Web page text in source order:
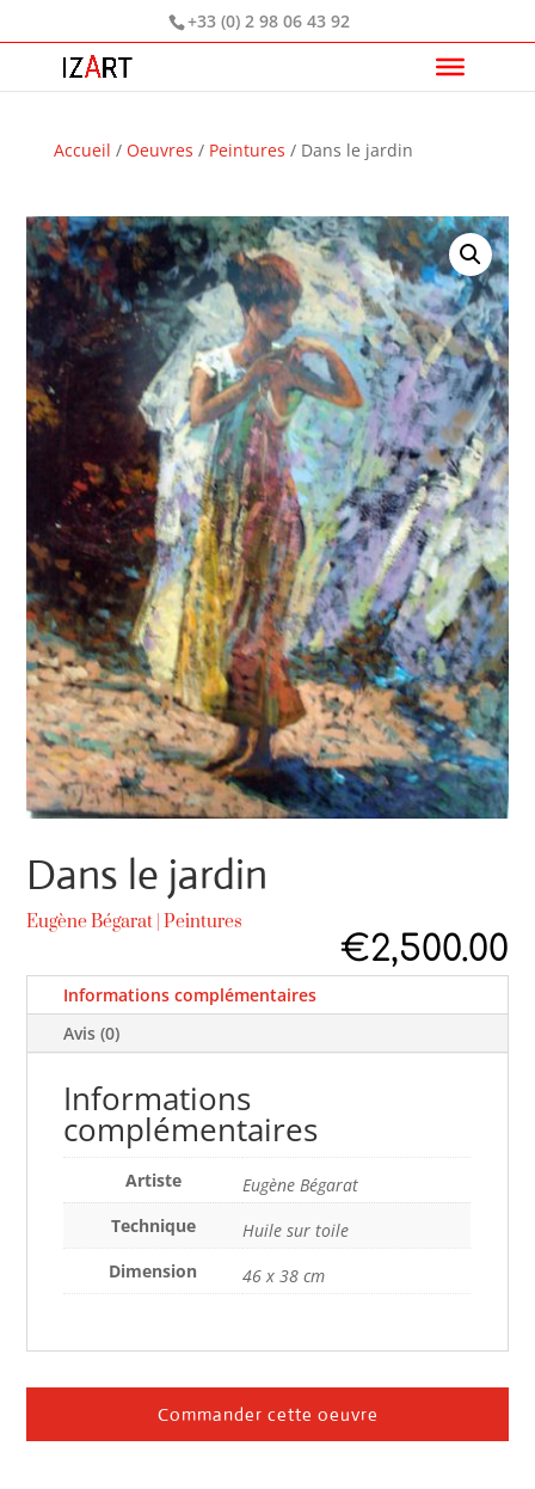
+33 (0) 2 98 06 43 92
Accueil / Oeuvres / Peintures / Dans le jardin
Dans le jardin
Eugène Bégarat |Peintures
€2,500.00
Informations complémentaires
Avis (0)
Informations
complémentaires
Artiste
Eugène Bégarat
Technique
Huile sur toile
Dimension
46 x 38 cm
Commander cette oeuvre